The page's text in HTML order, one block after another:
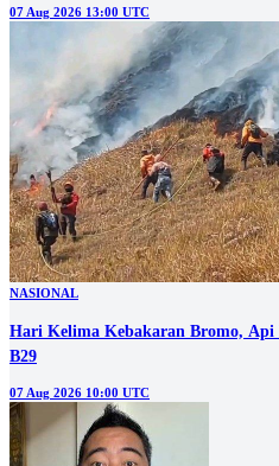
07 Aug 2026 13:00 UTC
NASIONAL
Hari Kelima Kebakaran Bromo, Api
B29
07 Aug 2026 10:00 UTC